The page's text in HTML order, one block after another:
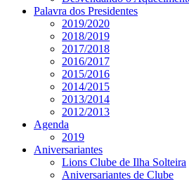
Palavra dos Presidentes
2019/2020
2018/2019
2017/2018
2016/2017
2015/2016
2014/2015
2013/2014
2012/2013
Agenda
2019
Aniversariantes
Lions Clube de Ilha Solteira
Aniversariantes de Clube